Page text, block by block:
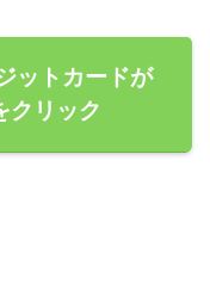
ットカードが
クリック